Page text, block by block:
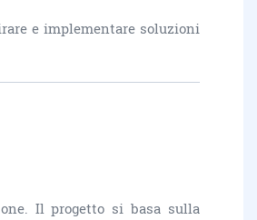
e implementare soluzioni
Il progetto si basa sulla